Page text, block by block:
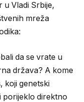
u Vladi Srbije,
mreža
da se vrate u
država? A kome
koji genetski
porijeklo direktno